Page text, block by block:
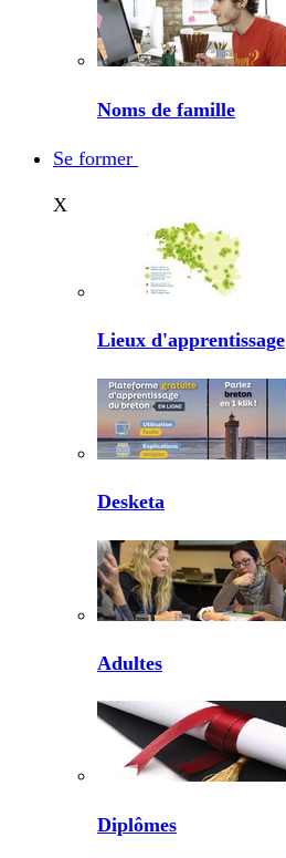
Noms de famille
Se former
X
Lieux d'apprentissage
Desketa
Adultes
Diplômes